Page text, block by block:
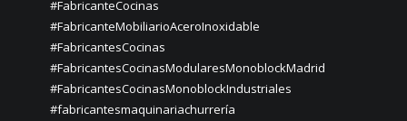
#FabricanteCocinas
#FabricanteMobiliarioAceroInoxidable
#FabricantesCocinas
#FabricantesCocinasModularesMonoblockMadrid
#FabricantesCocinasMonoblockIndustriales
#fabricantesmaquinariachurrería